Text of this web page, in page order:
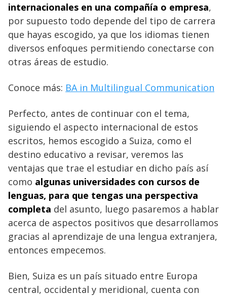
internacionales en una compañía o empresa,
por supuesto todo depende del tipo de carrera
que hayas escogido, ya que los idiomas tienen
diversos enfoques permitiendo conectarse con
otras áreas de estudio.
Conoce más: BA in Multilingual Communication
Perfecto, antes de continuar con el tema,
siguiendo el aspecto internacional de estos
escritos, hemos escogido a Suiza, como el
destino educativo a revisar, veremos las
ventajas que trae el estudiar en dicho país así
como algunas universidades con cursos de
lenguas, para que tengas una perspectiva
completa del asunto, luego pasaremos a hablar
acerca de aspectos positivos que desarrollamos
gracias al aprendizaje de una lengua extranjera,
entonces empecemos.
Bien, Suiza es un país situado entre Europa
central, occidental y meridional, cuenta con